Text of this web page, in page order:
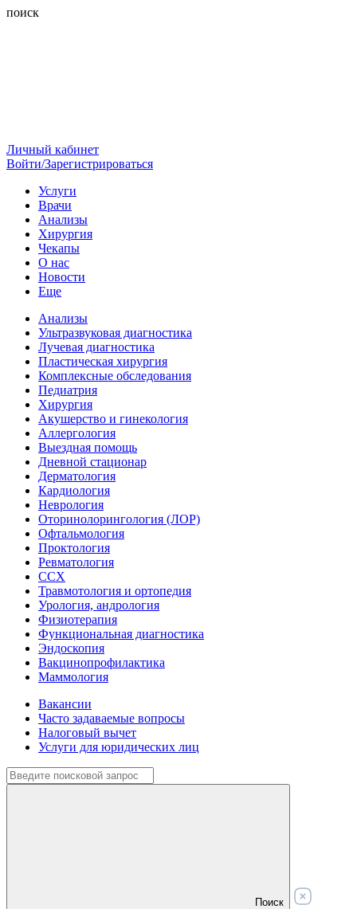
поиск
Личный кабинет
Войти/Зарегистрироваться
Услуги
Врачи
Анализы
Хирургия
Чекапы
О нас
Новости
Еще
Анализы
Ультразвуковая диагностика
Лучевая диагностика
Пластическая хирургия
Комплексные обследования
Педиатрия
Хирургия
Акушерство и гинекология
Аллергология
Выездная помощь
Дневной стационар
Дерматология
Кардиология
Неврология
Оторинолорингология (ЛОР)
Офтальмология
Проктология
Ревматология
ССХ
Травмотология и ортопедия
Урология, андрология
Физиотерапия
Функциональная диагностика
Эндоскопия
Вакцинопрофилактика
Маммология
Вакансии
Часто задаваемые вопросы
Налоговый вычет
Услуги для юридических лиц
Поиск